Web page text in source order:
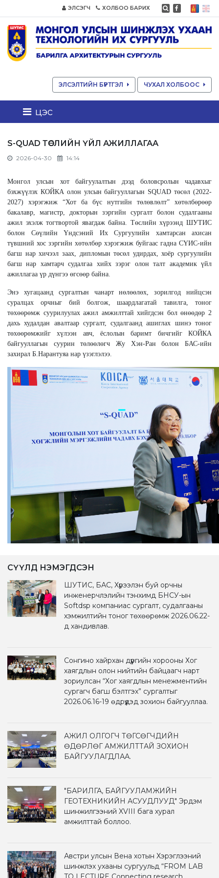
ЭЛСЭГЧ ХОЛБОО БАРИХ
ЭЛСЭЛТИЙН БҮРТГЭЛ ЧУХАЛ ХОЛБООС
цэс
S-QUAD ТӨСЛИЙН ҮЙЛ АЖИЛЛАГАА
2026-04-30 14:14
Монгол улсын хот байгуулалтын дээд боловсролын чадавхыг
бэхжүүлэх КОЙКА олон улсын байгууллагын SQUAD төсөл (2022-
2027) хэрэгжиж “Хот ба бүс нутгийн төлөвлөлт” хөтөлбөрөөр
бакалавр, магистр, докторын зэргийн сургалт болон судалгааны
ажил эхэлж тогтвортой явагдаж байна. Төслийн хүрээнд ШУТИС
болон Сөүлийн Үндсэний Их Сургуулийн хамтарсан ахисан
түвшний хос зэргийн хөтөлбөр хэрэгжиж буйгаас гадна СҮИС-ийн
багш нар хичээл заах, дипломын төсөл удирдах, хоёр сургуулийн
багш нар хамтарч судалгаа хийх зэрэг олон талт академик үйл
ажиллагаа үр дүнгээ өгсөөр байна.
Энэ хугацаанд сургалтын чанарт нөлөөлөх, зорилгод нийцсэн
суралцах орчныг бий болгож, шаардлагатай тавилга, тоног
төхөөрөмж суурилуулах ажил амжилттай хийгдсэн бол өнөөдөр 2
дахь худалдан авалтаар сургалт, судалгаанд ашиглах шинэ тоног
төхөөрөмжийг хүлээн авч, ёслолын баримт бичгийг КОЙКА
байгууллагын суурин төлөөлөгч Жу Хэн-Ран болон БАС-ийн
захирал Б.Нарантуяа нар үзэглэлээ.
СҮҮЛД НЭМЭГДСЭН
ШУТИС, БАС, Хүрээлэн буй орчны
инженерчлэлийн тэнхимд БНСУ-ын
Softdsp компаниас сургалт, судалгааны
хэмжилтийн тоног төхөөрөмж 2026.06.22-
д хандивлав.
Сонгино хайрхан дүүргийн хорооны Хог
хаягдлын олон нийтийн байцаагч нарт
зориулсан “Хог хаягдлын менежментийн
сургагч багш бэлтгэх” сургалтыг
2026.06.16-19 өдрүүдэд зохион байгууллаа.
АЖИЛ ОЛГОГЧ ТӨГСӨГЧДИЙН
ӨДӨРЛӨГ АМЖИЛТТАЙ ЗОХИОН
БАЙГУУЛАГДЛАА.
"БАРИЛГА, БАЙГУУЛАМЖИЙН
ГЕОТЕХНИКИЙН АСУУДЛУУД" Эрдэм
шинжилгээний XVIII бага хурал
амжилттай боллоо.
Австри улсын Вена хотын Хэрэглээний
шинжлэх ухааны сургуульд “FROM LAB